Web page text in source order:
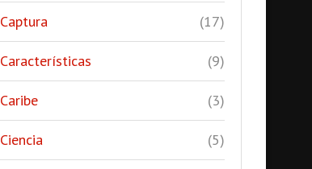
Captura (17)
Características (9)
Caribe (3)
Ciencia (5)